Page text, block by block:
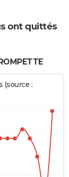
ont quittés
(source :